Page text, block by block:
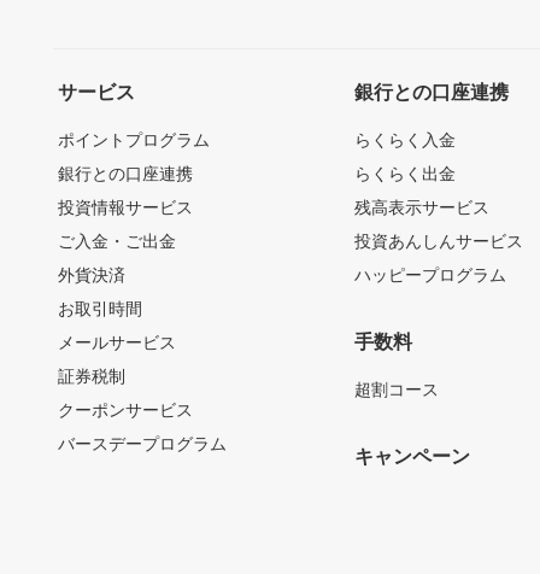
サービス
ポイントプログラム
銀行との口座連携
投資情報サービス
ご入金・ご出金
外貨決済
お取引時間
メールサービス
証券税制
クーポンサービス
バースデープログラム
銀行との口座連携
らくらく入金
らくらく出金
残高表示サービス
投資あんしんサービス
ハッピープログラム
手数料
超割コース
キャンペーン